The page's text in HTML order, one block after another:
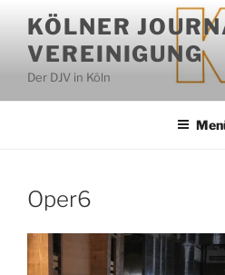
Inhalt
springen
KÖLNER
VEREINIGUNG
Der DJV in Köln
Oper6